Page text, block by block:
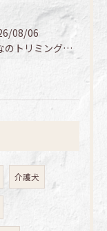
08/06
みんなのトリミング日記🌟
介護犬